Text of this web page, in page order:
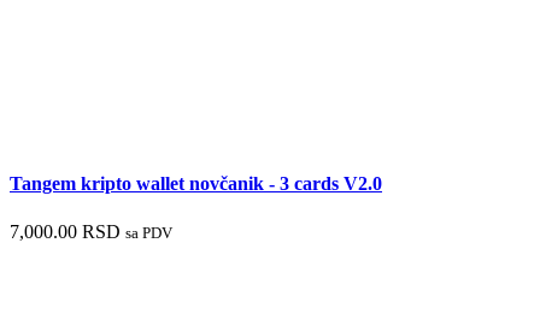
Tangem kripto wallet novčanik - 3 cards V2.0
7,000.00 RSD sa PDV